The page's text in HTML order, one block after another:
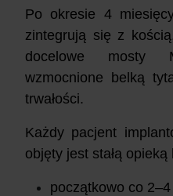
Po okresie 4
zintegrują się z
docelowe mosty
wzmocnione belką
trwałości.
Każdy pacjent
objęty jest stałą opieką
początkowo co